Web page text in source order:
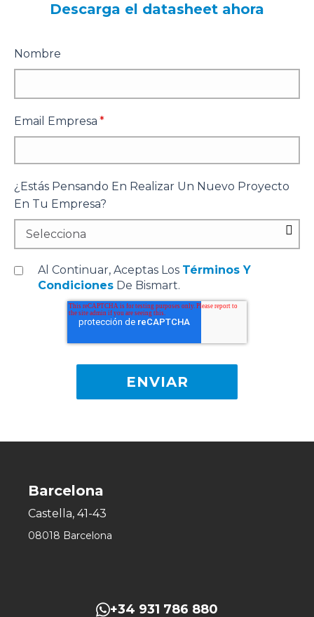
Descarga el datasheet ahora
Nombre
Email Empresa *
¿Estás Pensando En Realizar Un Nuevo Proyecto
En Tu Empresa?
Al Continuar, Aceptas Los Términos Y
Condiciones De Bismart.
Barcelona
Castella, 41-43
08018 Barcelona
+34 931 786 880